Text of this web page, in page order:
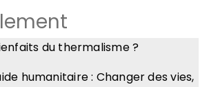
du thermalisme ?
humanitaire : Changer des vies,